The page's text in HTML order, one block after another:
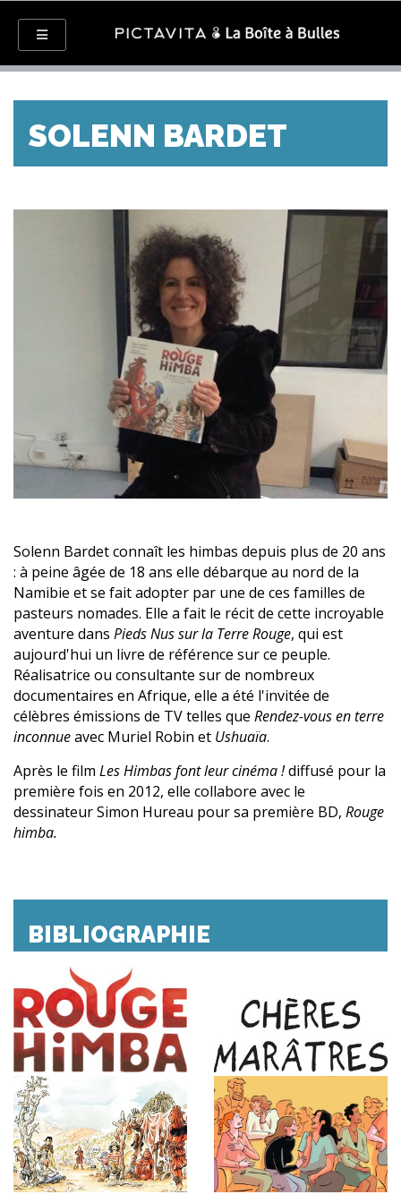
SOLENN BARDET
Solenn Bardet connaît les himbas depuis plus de 20 ans
: à peine âgée de 18 ans elle débarque au nord de la
Namibie et se fait adopter par une de ces familles de
pasteurs nomades. Elle a fait le récit de cette incroyable
aventure dans Pieds Nus sur la Terre Rouge, qui est
aujourd'hui un livre de référence sur ce peuple.
Réalisatrice ou consultante sur de nombreux
documentaires en Afrique, elle a été l'invitée de
célèbres émissions de TV telles que Rendez-vous en terre
inconnueavec Muriel Robin et Ushuaïa.
Après le film Les Himbas font leurcinéma !diffusé pour la
première fois en 2012, elle collabore avec le
dessinateur Simon Hureau pour sa première BD, Rouge
himba.
BIBLIOGRAPHIE